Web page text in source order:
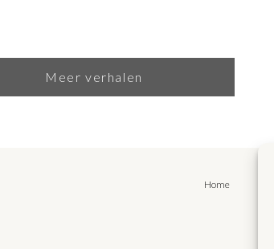
Meer verhalen
Home